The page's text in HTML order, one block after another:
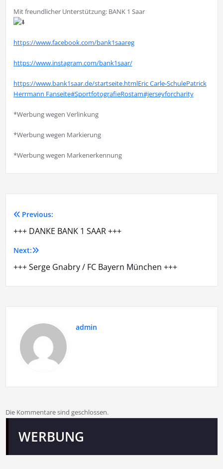
Mit freundlicher Unterstützung: BANK 1 Saar
https://www.facebook.com/bank1saareg
https://www.instagram.com/bank1saar/
https://www.bank1saar.de/startseite.htmlEric Carle-SchulePatrick
Herrmann Fanseite#SportfotografieRostam#jerseyforcharity
*Werbung wegen Verlinkung
*Werbung wegen Markierung
*Werbung wegen Markenerkennung
Beitragsnavigation
Previous:
+++ DANKE BANK 1 SAAR +++
Next:
+++ Serge Gnabry / FC Bayern München +++
admin
Die Kommentare sind geschlossen.
WERBUNG